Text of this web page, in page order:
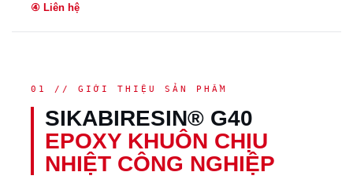
④ Liên hệ
01 // GIỚI THIỆU SẢN PHẨM
SIKABIRESIN® G40
EPOXY KHUÔN CHỊU
NHIỆT CÔNG NGHIỆP